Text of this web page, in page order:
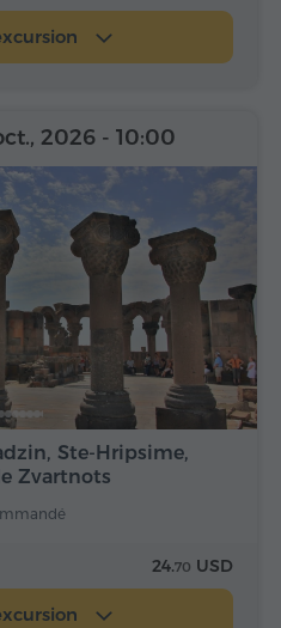
Ste-Hripsime,
Zvartnots
2026 - 10:00
24.70 USD